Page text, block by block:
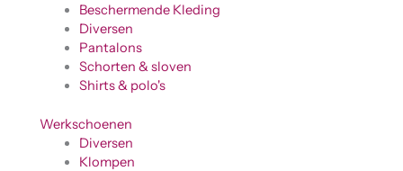
Beschermende Kleding
Diversen
Pantalons
Schorten & sloven
Shirts & polo's
Werkschoenen
Diversen
Klompen